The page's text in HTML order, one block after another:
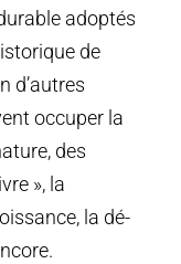
adoptés
de
d’autres
occuper la
des
», la
la dé-